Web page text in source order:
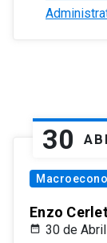
30
Enzo
30 de